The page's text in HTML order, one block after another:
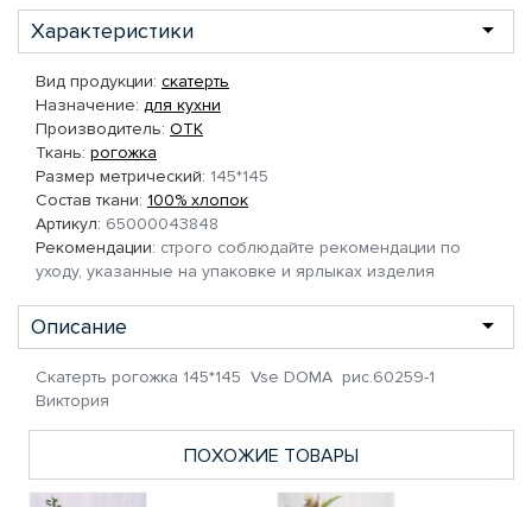
Характеристики
Вид продукции: скатерть
Назначение: для кухни
Производитель: ОТК
Ткань: рогожка
Размер метрический: 145*145
Состав ткани: 100% хлопок
Артикул: 65000043848
Рекомендации: строго соблюдайте рекомендации по
уходу, указанные на упаковке и ярлыках изделия
Описание
Скатерть рогожка 145*145 Vse DOMA рис.60259-1
Виктория
ПОХОЖИЕ ТОВАРЫ